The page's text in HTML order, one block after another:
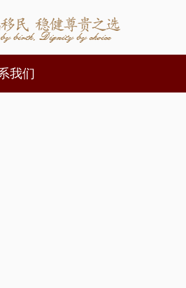
我们